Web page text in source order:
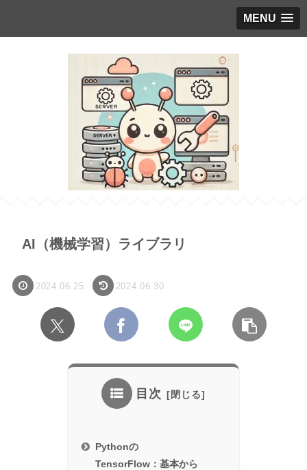
MENU
AI（機械学習）ライブラリ
2024.06.25 2024.06.30
目次
Pythonの
TensorFlow：基本から